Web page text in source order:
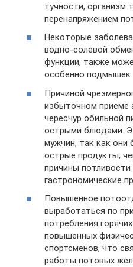
тучности, организм
перенапряжением
Некоторые
водно-солевой
функции, также
особенно подмышек
Причиной
избыточном приеме
чересчур обильной
острыми блюдами.
мужчин, так как они
острые продукты,
причины
гастрономические
Повышенное
выработаться по
потребления
повышенных
спортсменов, что
работы потовых